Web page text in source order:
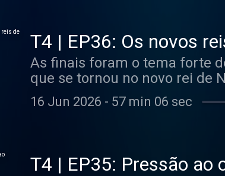
T4 | EP36: Os novos
As finais foram o tema forte
que se tornou no novo rei de
desapareceram na hora de
cumprimentado ou não?
16 Jun 2026 - 57 min 06 sec
T4 | EP35: Pressão ao